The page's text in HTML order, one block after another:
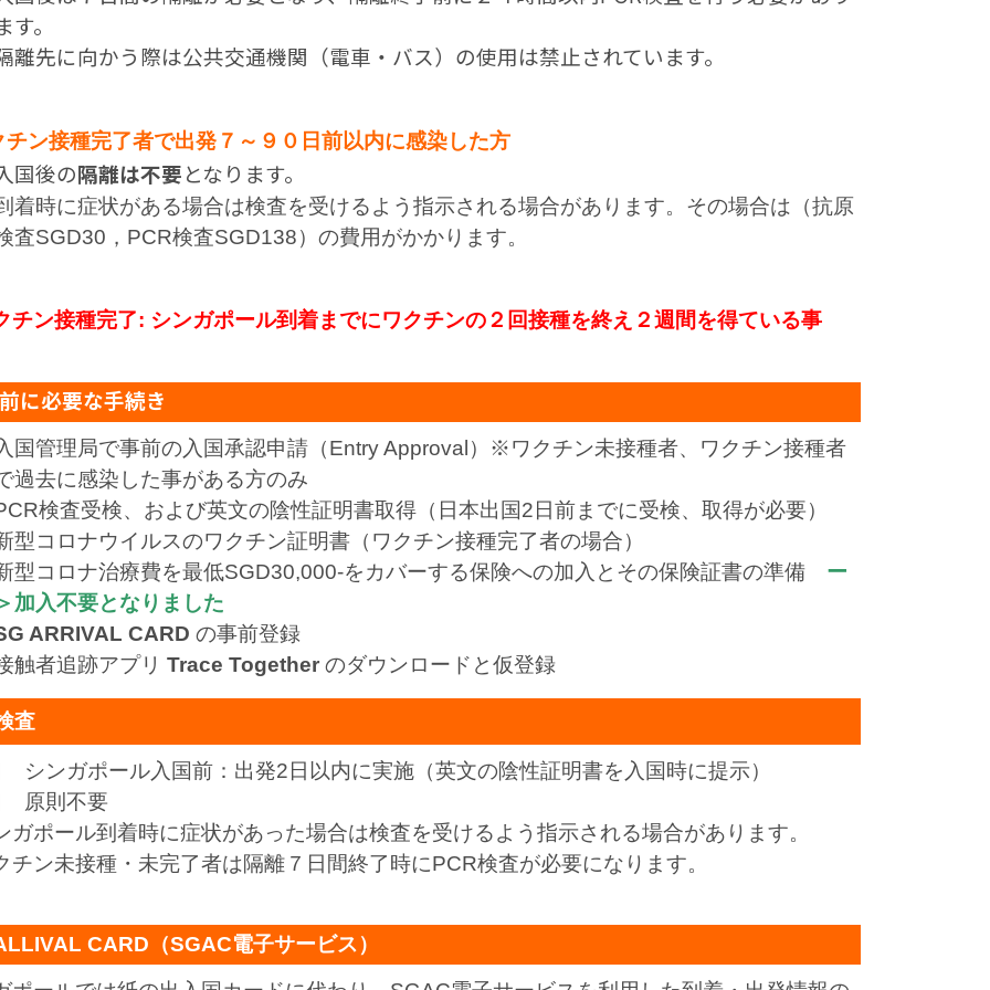
す。
離先に向かう際は公共交通機関（電車・バス）の使用は禁止されています。
チン接種完了者で出発７～９０日前以内に感染した方
国後の 隔離は不要 となります。
着時に症状がある場合は検査を受けるよう指示される場合があります。その場合は（抗原
査SGD30，PCR検査SGD138）の費用がかかります。
チン接種完了: シンガポール到着までにワクチンの２回接種を終え２週間を得ている事
に必要な手続き
国管理局で事前の入国承認申請（Entry Approval）※ワクチン未接種者、ワクチン接種者
過去に感染した事がある方のみ
検査受検、および英文の陰性証明書取得（ 日本出国2日前までに受検、取得が必要）
型コロナウイルスのワクチン証明書（ワクチン接種完了者の場合）
型コロナ治療費を最低SGD30,000-をカバーする保険への加入とその保険証書の準備 ー
加入不要となりました
ARRIVAL CARD の事前登録
触者追跡アプリ Trace Together のダウンロードと仮登録
査
シンガポール入国前：出発2日以内に実施（英文の陰性証明書を入国時に提示）
原則不要
ポール到着時に症状があった場合は検査を受けるよう指示される場合があります。
ン未接種・未完了者は隔離７日間終了時にPCR検査が必要になります。
CARD（SGAC電子サービス）